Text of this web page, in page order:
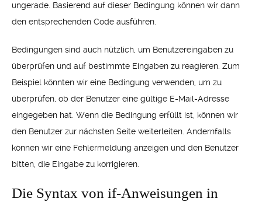
ungerade. Basierend auf dieser Bedingung können wir dann
den entsprechenden Code ausführen.
Bedingungen sind auch nützlich, um Benutzereingaben zu
überprüfen und auf bestimmte Eingaben zu reagieren. Zum
Beispiel könnten wir eine Bedingung verwenden, um zu
überprüfen, ob der Benutzer eine gültige E-Mail-Adresse
eingegeben hat. Wenn die Bedingung erfüllt ist, können wir
den Benutzer zur nächsten Seite weiterleiten. Andernfalls
können wir eine Fehlermeldung anzeigen und den Benutzer
bitten, die Eingabe zu korrigieren.
Die Syntax von if-Anweisungen in